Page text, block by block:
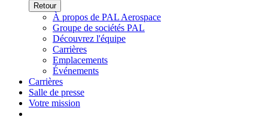
Retour
À propos de PAL Aerospace
Groupe de sociétés PAL
Découvrez l'équipe
Carrières
Emplacements
Événements
Carrières
Salle de presse
Votre mission